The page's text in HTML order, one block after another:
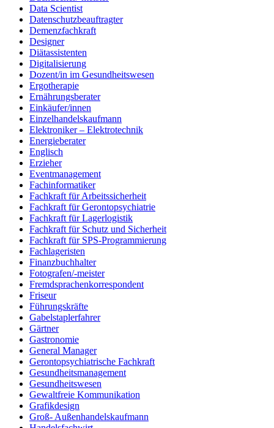
Data Scientist
Datenschutzbeauftragter
Demenzfachkraft
Designer
Diätassistenten
Digitalisierung
Dozent/in im Gesundheitswesen
Ergotherapie
Ernährungsberater
Einkäufer/innen
Einzelhandelskaufmann
Elektroniker – Elektrotechnik
Energieberater
Englisch
Erzieher
Eventmanagement
Fachinformatiker
Fachkraft für Arbeitssicherheit
Fachkraft für Gerontopsychiatrie
Fachkraft für Lagerlogistik
Fachkraft für Schutz und Sicherheit
Fachkraft für SPS-Programmierung
Fachlageristen
Finanzbuchhalter
Fotografen/-meister
Fremdsprachenkorrespondent
Friseur
Führungskräfte
Gabelstaplerfahrer
Gärtner
Gastronomie
General Manager
Gerontopsychiatrische Fachkraft
Gesundheitsmanagement
Gesundheitswesen
Gewaltfreie Kommunikation
Grafikdesign
Groß- Außenhandelskaufmann